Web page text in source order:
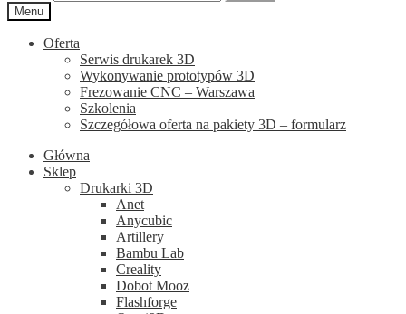
Menu
Oferta
Serwis drukarek 3D
Wykonywanie prototypów 3D
Frezowanie CNC – Warszawa
Szkolenia
Szczegółowa oferta na pakiety 3D – formularz
Główna
Sklep
Drukarki 3D
Anet
Anycubic
Artillery
Bambu Lab
Creality
Dobot Mooz
Flashforge